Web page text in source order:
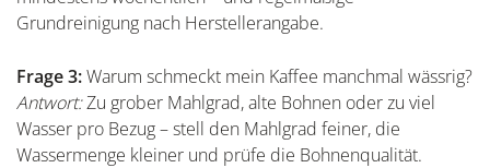
Grundreinigung nach Herstellerangabe.
Frage 3:Warum schmeckt mein Kaffee manchmal wässrig?
Antwort:Zu grober Mahlgrad, alte Bohnen oder zu viel
Wasser pro Bezug – stell den Mahlgrad feiner, die
Wassermenge kleiner und prüfe die Bohnenqualität.